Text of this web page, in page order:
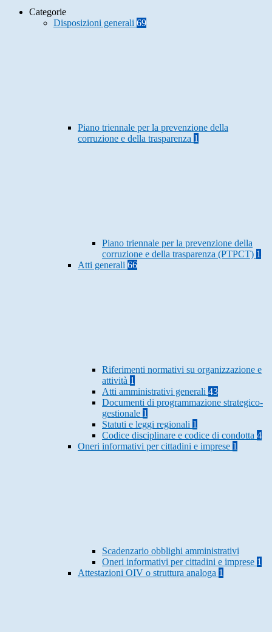
Categorie
Disposizioni generali 69
Piano triennale per la prevenzione della
corruzione e della trasparenza 1
Piano triennale per la prevenzione della
corruzione e della trasparenza (PTPCT) 1
Atti generali 66
Riferimenti normativi su organizzazione e
attività 1
Atti amministrativi generali 43
Documenti di programmazione strategico-
gestionale 1
Statuti e leggi regionali 1
Codice disciplinare e codice di condotta 4
Oneri informativi per cittadini e imprese 1
Scadenzario obblighi amministrativi
Oneri informativi per cittadini e imprese 1
Attestazioni OIV o struttura analoga 1